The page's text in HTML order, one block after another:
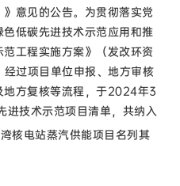
意见的公告。为贯彻落实党
低碳先进技术示范应用和推
工程实施方案》（发改环资
过项目单位申报、地方审核
地方复核等流程，于2024年3
进技术示范项目清单，共纳入
核电站蒸汽供能项目名列其